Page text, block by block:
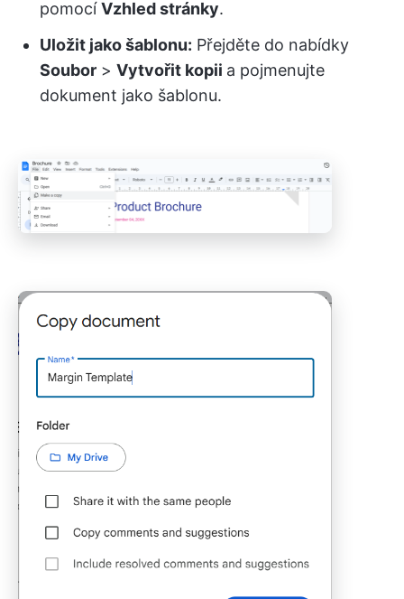
pomocíVzhled stránky.
Uložit jako šablonu: Přejděte do nabídky
Soubor > Vytvořit kopii a pojmenujte
dokument jako šablonu.